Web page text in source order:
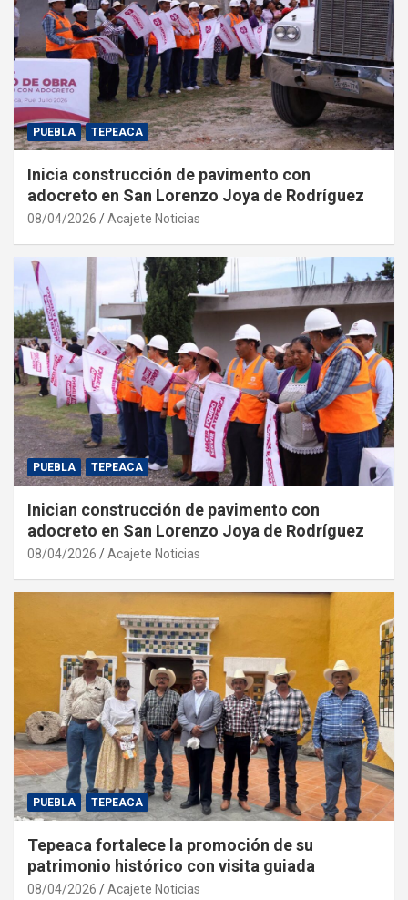
PUEBLA TEPEACA
Inicia construcción de pavimento con
adocreto en San Lorenzo Joya de Rodríguez
08/04/2026 Acajete Noticias
PUEBLA TEPEACA
Inician construcción de pavimento con
adocreto en San Lorenzo Joya de Rodríguez
08/04/2026 Acajete Noticias
PUEBLA TEPEACA
Tepeaca fortalece la promoción de su
patrimonio histórico con visita guiada
08/04/2026 Acajete Noticias